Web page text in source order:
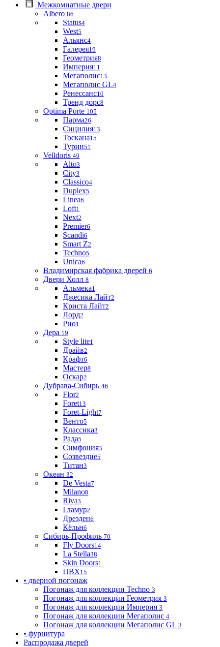
Межкомнатные двери
Albero 86
Status4
West5
Альянс4
Галерея19
Геометрия8
Империя11
Мегаполис13
Мегаполис GL4
Ренессанс10
Тренд дорс8
Optima Porte 105
Парма26
Сицилия13
Тоскана15
Турин51
Velldoris 49
Alto3
City3
Classico4
Duplex5
Linea6
Loft1
Next2
Premier6
Scandi6
Smart Z2
Techno5
Unica6
Владимирская фабрика дверей 6
Двери Холл 8
Альмека1
Джесика Лайт2
Криста Лайт2
Лорд2
Рио1
Дера 19
Style lite1
Драйв2
Крафт6
Мастер8
Оскар2
Дубрава-Сибирь 46
Flor2
Foret13
Foret-Light7
Венто5
Классика3
Рада5
Симфония3
Созвездие5
Титан3
Океан 32
De Vesta7
Milano8
Riva3
Гламур2
Дрезден6
Кёльн6
Сибирь-Профиль 70
Fly Doors14
La Stella38
Skin Doors1
ПВХ15
• дверной погонаж
Погонаж для коллекции Techno 3
Погонаж для коллекции Геометрия 3
Погонаж для коллекции Империя 3
Погонаж для коллекции Мегаполис 4
Погонаж для коллекции Мегаполис GL 3
• фурнитура
Распродажа дверей